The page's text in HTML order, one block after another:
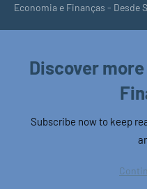
Economia e Finanças - Desde
Discover
Subscribe now to keep